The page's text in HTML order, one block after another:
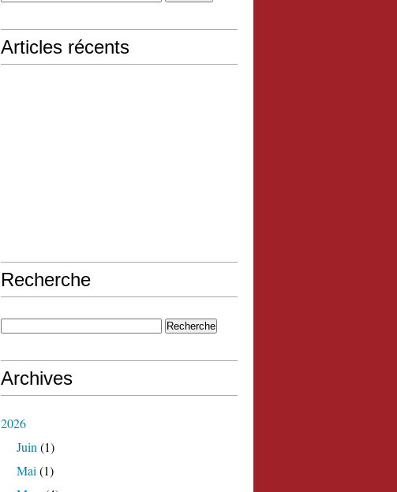
Articles récents
Recherche
Archives
2026
Juin (1)
Mai (1)